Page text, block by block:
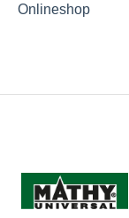
Onlineshop